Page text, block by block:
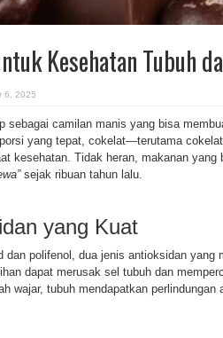
Kesehatan Tubuh
6, 2025
sebagai camilan manis yang bisa
yang tepat, cokelat—terutama
kesehatan. Tidak heran, makanan yang
sejak ribuan tahun lalu.
yang Kuat
polifenol, dua jenis antioksidan yang
dapat merusak sel tubuh dan
wajar, tubuh mendapatkan perlindungan